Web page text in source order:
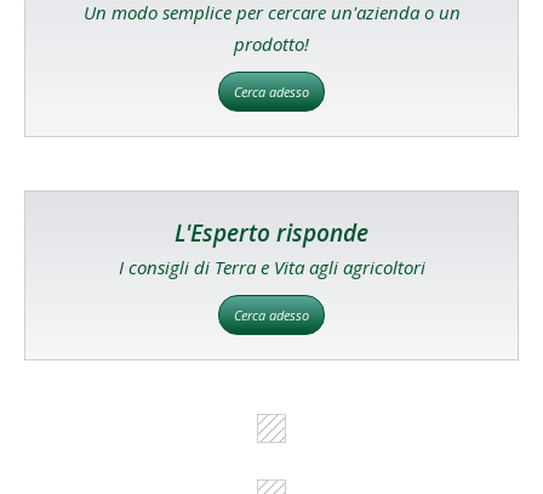
Un modo semplice per cercare un'azienda o un
prodotto!
Cerca adesso
L'Esperto risponde
I consigli di Terra e Vita agli agricoltori
Cerca adesso